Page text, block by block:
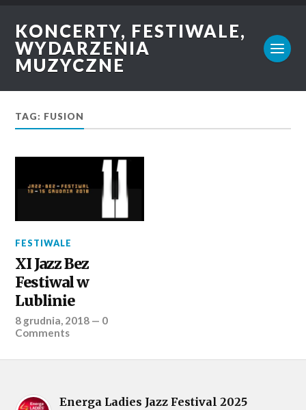
KONCERTY, FESTIWALE,
WYDARZENIA
MUZYCZNE
TAG: FUSION
FESTIWALE
XI Jazz Bez
Festiwal w
Lublinie
8 grudnia, 2018 — 0
Comments
Energa Ladies Jazz Festival 2025